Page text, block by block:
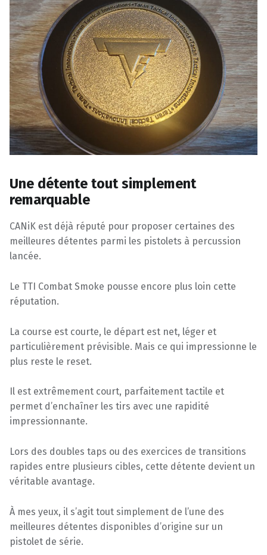
Une détente tout simplement
remarquable
CANiK est déjà réputé pour proposer certaines des
meilleures détentes parmi les pistolets à percussion
lancée.
Le TTI Combat Smoke pousse encore plus loin cette
réputation.
La course est courte, le départ est net, léger et
particulièrement prévisible. Mais ce qui impressionne le
plus reste le reset.
Il est extrêmement court, parfaitement tactile et
permet d’enchaîner les tirs avec une rapidité
impressionnante.
Lors des doubles taps ou des exercices de transitions
rapides entre plusieurs cibles, cette détente devient un
véritable avantage.
À mes yeux, il s’agit tout simplement de l’une des
meilleures détentes disponibles d’origine sur un
pistolet de série.